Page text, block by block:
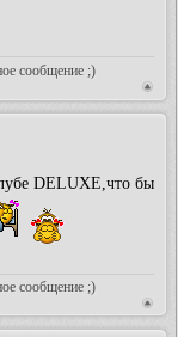
сообщение ;)
DELUXE,что бы
сообщение ;)